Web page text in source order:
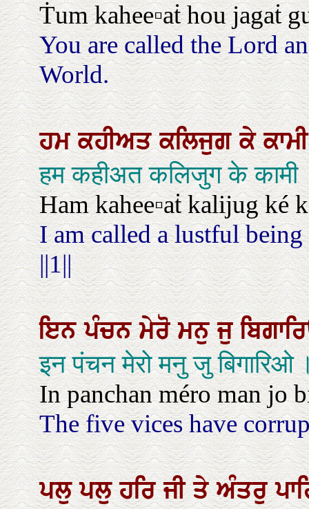
Ṫum kahee▫aṫ hou jagaṫ
You are called the Lord
World.
ਹਮਕਹੀਅਤਕਲਿਜੁਗਕੇ
हम कहीअत कलिजुग के
Ham kahee▫aṫ kalijug ké
I am called a lustful
||1||
ਇਨਪੰਚਨਮੇਰੋਮਨੁਜੁ
इन पंचन मेरो मनु जु बिगारिओ
In panchan méro man jo
The five vices have
ਪਲੁਪਲੁਹਰਿਜੀਤੇਅੰਤਰੁ